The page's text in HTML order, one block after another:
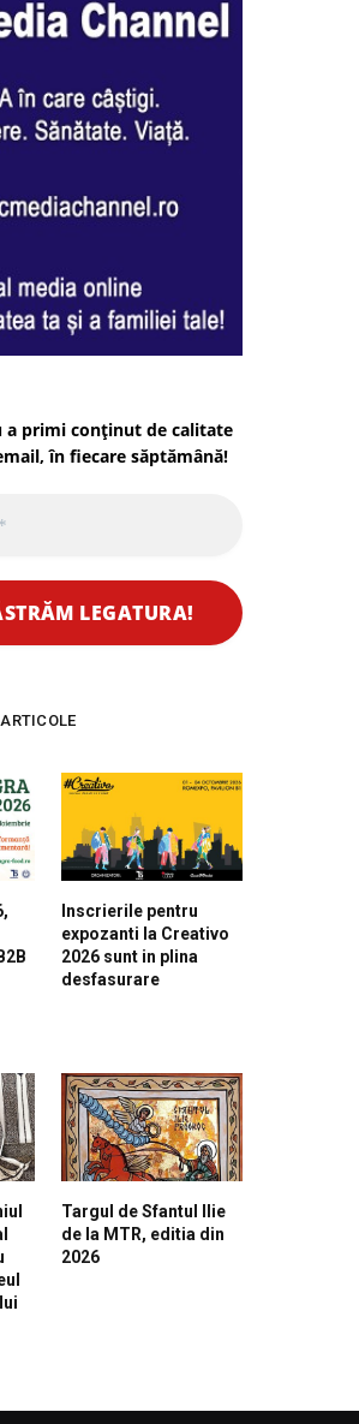
a primi conținut de calitate
în fiecare săptămână!
Inscrierile pentru
expozanti la Creativo
2026 sunt in plina
desfasurare
Targul de Sfantul Ilie
de la MTR, editia din
2026